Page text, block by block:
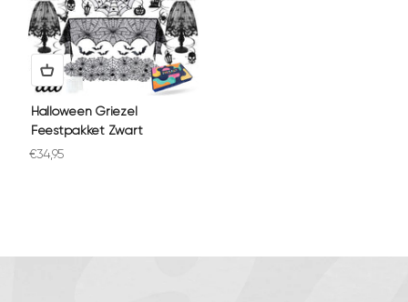
Halloween Griezel
Feestpakket Zwart
Aanbiedingsprijs
€34,95